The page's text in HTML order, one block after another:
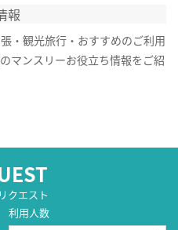
報
・観光旅行・おすすめのご利用
マンスリーお役立ち情報をご紹
クエスト
利用人数